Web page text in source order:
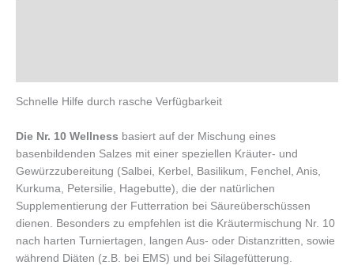
Schnelle Hilfe durch rasche Verfügbarkeit
Die Nr. 10 Wellness basiert auf der Mischung eines
basenbildenden Salzes mit einer speziellen Kräuter- und
Gewürzzubereitung (Salbei, Kerbel, Basilikum, Fenchel, Anis,
Kurkuma, Petersilie, Hagebutte), die der natürlichen
Supplementierung der Futterration bei Säureüberschüssen
dienen. Besonders zu empfehlen ist die Kräutermischung Nr. 10
nach harten Turniertagen, langen Aus- oder Distanzritten, sowie
während Diäten (z.B. bei EMS) und bei Silagefütterung.